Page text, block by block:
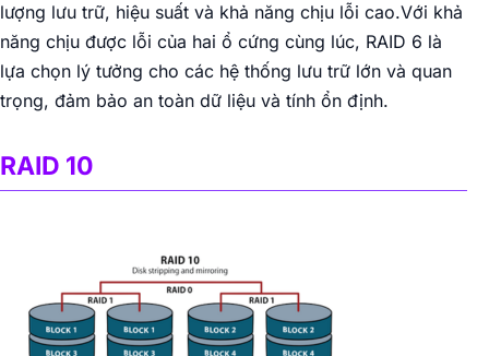
lượng lưu trữ, hiệu suất và khả năng chịu lỗi cao.Với khả
năng chịu được lỗi của hai ổ cứng cùng lúc, RAID 6 là
lựa chọn lý tưởng cho các hệ thống lưu trữ lớn và quan
trọng, đảm bảo an toàn dữ liệu và tính ổn định.
RAID 10